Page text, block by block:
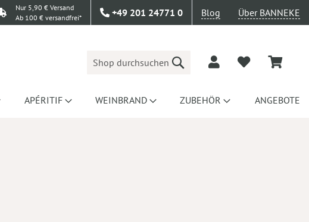
Nur 5,90 € Versand
Ab 100 € versandfrei*
+49 201 24771 0 Blog Über BANNEKE
Suche
APÉRITIF WEINBRAND ZUBEHÖR ANGEBOTE